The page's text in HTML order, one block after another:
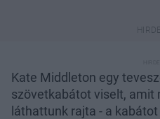
Kate Middleton egy
szövetkabátot viselt, amit
láthattunk rajta - a